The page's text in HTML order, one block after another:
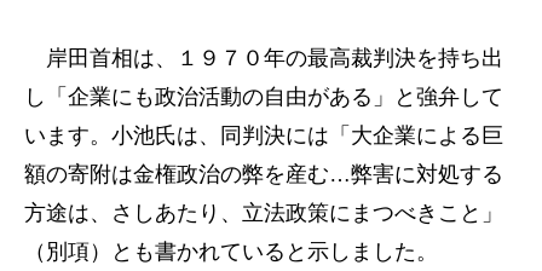
岸田首相は、１９７０年の最高裁判決を持ち出
し「企業にも政治活動の自由がある」と強弁して
います。小池氏は、同判決には「大企業による巨
額の寄附は金権政治の弊を産む…弊害に対処する
方途は、さしあたり、立法政策にまつべきこと」
（別項）とも書かれていると示しました。